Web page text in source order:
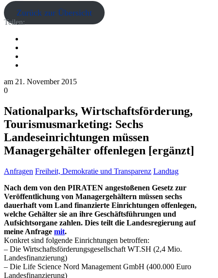
Zurück zur Übersicht
Teilen:
am 21. November 2015
0
Nationalparks, Wirtschaftsförderung,
Tourismusmarketing: Sechs
Landeseinrichtungen müssen
Managergehälter offenlegen [ergänzt]
Anfragen Freiheit, Demokratie und Transparenz Landtag
Nach dem von den PIRATEN angestoßenen Gesetz zur
Veröffentlichung von Managergehältern müssen sechs
dauerhaft vom Land finanzierte Einrichtungen offenlegen,
welche Gehälter sie an ihre Geschäftsführungen und
Aufsichtsorgane zahlen. Dies teilt die Landesregierung auf
meine Anfrage mit.
Konkret sind folgende Einrichtungen betroffen:
– Die Wirtschaftsförderungsgesellschaft WT.SH (2,4 Mio.
Landesfinanzierung)
– Die Life Science Nord Management GmbH (400.000 Euro
Landesfinanzierung)